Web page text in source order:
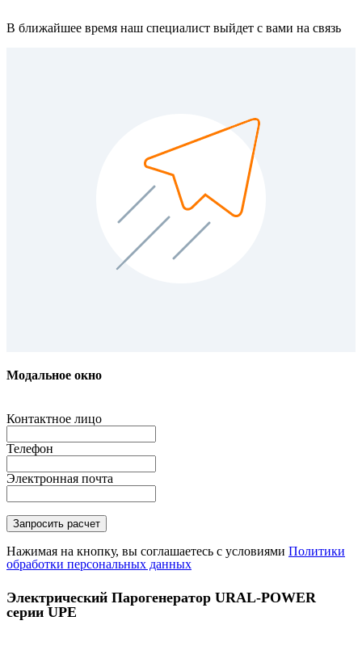
В ближайшее время наш специалист выйдет с вами на связь
Модальное окно
Контактное лицо
Телефон
Электронная почта
Нажимая на кнопку, вы соглашаетесь с условиями Политики
обработки персональных данных
Электрический Парогенератор URAL-POWER
серии UPE